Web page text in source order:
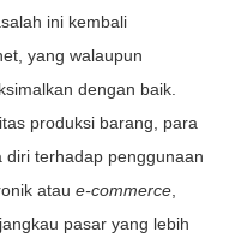
ini kembali
yang walaupun
dengan baik.
produksi barang, para
terhadap penggunaan
atau e-commerce,
pasar yang lebih